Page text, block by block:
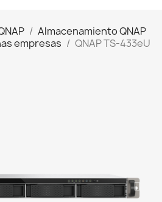
Almacenamiento QNAP
empresas
QNAP TS-433eU